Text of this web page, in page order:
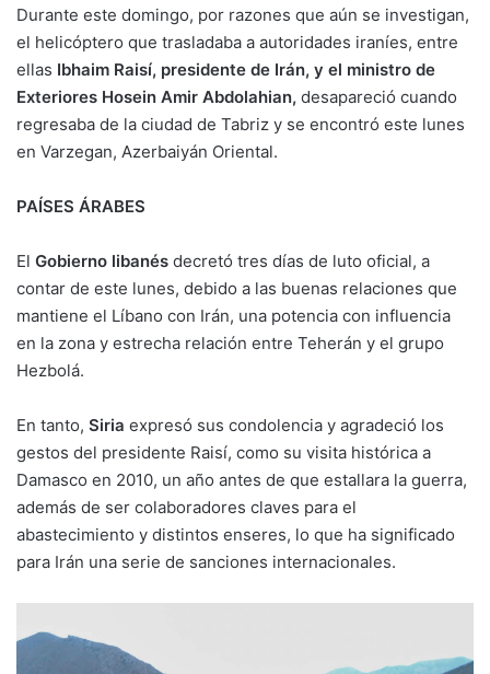
Durante este domingo, por razones que aún se investigan,
el helicóptero que trasladaba a autoridades iraníes, entre
ellas Ibhaim Raisí, presidente de Irán, y el ministro de
Exteriores Hosein Amir Abdolahian, desapareció cuando
regresaba de la ciudad de Tabriz y se encontró este lunes
en Varzegan, Azerbaiyán Oriental.
PAÍSES ÁRABES
El Gobierno libanés decretó tres días de luto oficial, a
contar de este lunes, debido a las buenas relaciones que
mantiene el Líbano con Irán, una potencia con influencia
en la zona y estrecha relación entre Teherán y el grupo
Hezbolá.
En tanto, Siria expresó sus condolencia y agradeció los
gestos del presidente Raisí, como su visita histórica a
Damasco en 2010, un año antes de que estallara la guerra,
además de ser colaboradores claves para el
abastecimiento y distintos enseres, lo que ha significado
para Irán una serie de sanciones internacionales.